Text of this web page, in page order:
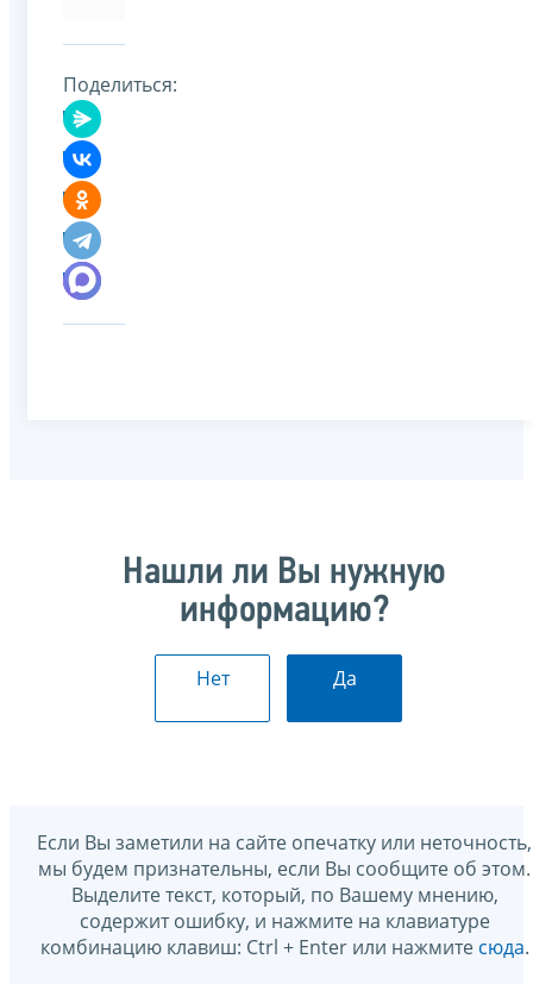
Поделиться:
Нашли ли Вы нужную
информацию?
Нет Да
Если Вы заметили на сайте опечатку или неточность,
мы будем признательны, если Вы сообщите об этом.
Выделите текст, который, по Вашему мнению,
содержит ошибку, и нажмите на клавиатуре
комбинацию клавиш: Ctrl + Enter или нажмите сюда.